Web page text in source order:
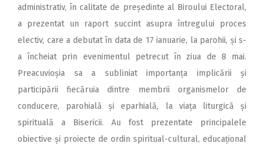
administrativ, în calitate de președinte al Biroului Electoral,
a prezentat un raport succint asupra întregului proces
electiv, care a debutat în data de 17 ianuarie, la parohii, și s-
a încheiat prin evenimentul petrecut în ziua de 8 mai.
Preacuvioșia sa a subliniat importanța implicării și
participării fiecăruia dintre membrii organismelor de
conducere, parohială și eparhială, la viața liturgică și
spirituală a Bisericii. Au fost prezentate principalele
obiective și proiecte de ordin spiritual-cultural, educațional